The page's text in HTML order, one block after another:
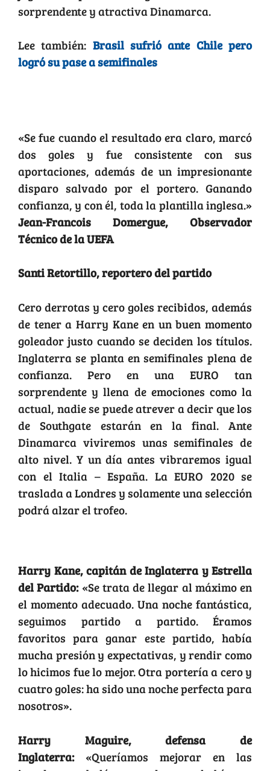
sorprendente y atractiva Dinamarca.
Lee también: Brasil sufrió ante Chile pero
logró su pase a semifinales
«Se fue cuando el resultado era claro, marcó
dos goles y fue consistente con sus
aportaciones, además de un impresionante
disparo salvado por el portero. Ganando
confianza, y con él, toda la plantilla inglesa.»
Jean-Francois Domergue, Observador
Técnico de la UEFA
Santi Retortillo, reportero del partido
Cero derrotas y cero goles recibidos, además
de tener a Harry Kane en un buen momento
goleador justo cuando se deciden los títulos.
Inglaterra se planta en semifinales plena de
confianza. Pero en una EURO tan
sorprendente y llena de emociones como la
actual, nadie se puede atrever a decir que los
de Southgate estarán en la final. Ante
Dinamarca viviremos unas semifinales de
alto nivel. Y un día antes vibraremos igual
con el Italia – España. La EURO 2020 se
traslada a Londres y solamente una selección
podrá alzar el trofeo.
Harry Kane, capitán de Inglaterra y Estrella
del Partido:«Se trata de llegar al máximo en
el momento adecuado. Una noche fantástica,
seguimos partido a partido. Éramos
favoritos para ganar este partido, había
mucha presión y expectativas, y rendir como
lo hicimos fue lo mejor. Otra portería a cero y
cuatro goles: ha sido una noche perfecta para
nosotros».
Harry Maguire, defensa de
Inglaterra:«Queríamos mejorar en las